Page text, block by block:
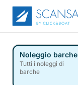
Noleggio barche
Tutti i noleggi di
barche